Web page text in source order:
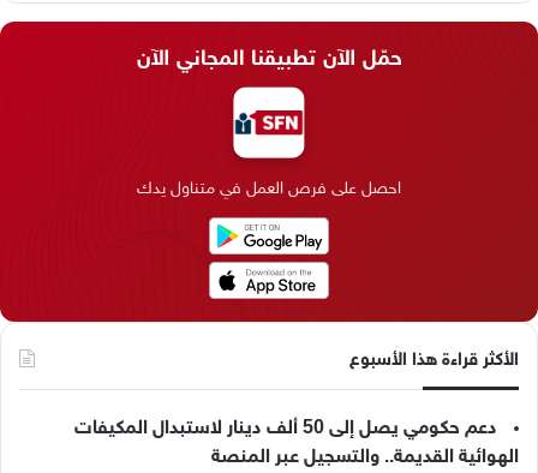
د
ن
ق
ر
ا
م
حمّل الآن تطبيقنا المجاني الآن
احصل على فرص العمل في متناول يدك
الأكثر قراءة هذا الأسبوع
دعم حكومي يصل إلى 50 ألف دينار لاستبدال المكيفات
الهوائية القديمة.. والتسجيل عبر المنصة